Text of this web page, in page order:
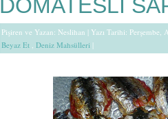
DOMATESLİ
Pişiren ve Yazan: Neslihan | Yazı Tarihi: Perşembe,
Beyaz Et , Deniz Mahsülleri |